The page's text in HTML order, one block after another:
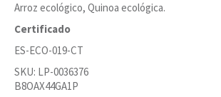
Arroz ecológico, Quinoa ecológica.
Certificado
ES-ECO-019-CT
SKU: LP-0036376
B8OAX44GA1P